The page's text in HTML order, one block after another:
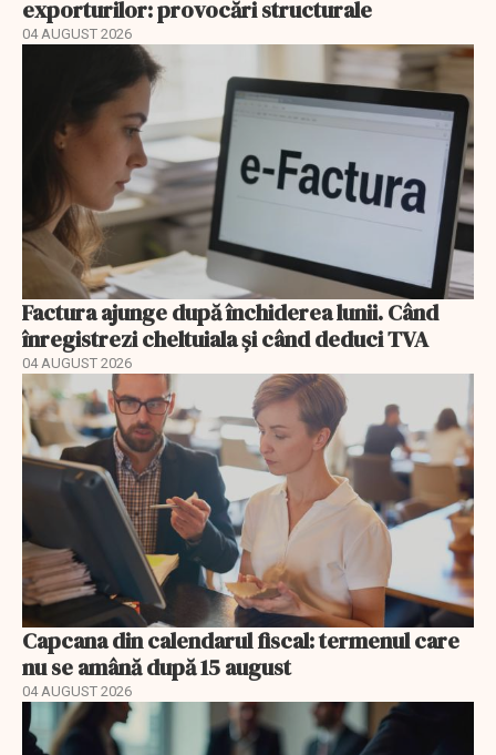
exporturilor: provocări structurale
04 AUGUST 2026
Factura ajunge după închiderea lunii. Când
înregistrezi cheltuiala și când deduci TVA
04 AUGUST 2026
Capcana din calendarul fiscal: termenul care
nu se amână după 15 august
04 AUGUST 2026